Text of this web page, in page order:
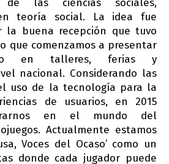
las ciencias sociales,
teoría social. La idea fue
la buena recepción que tuvo
que comenzamos a presentar
en talleres, ferias y
nacional. Considerando las
uso de la tecnología para la
de usuarios, en 2015
en el mundo del
Actualmente estamos
Voces del Ocaso’ como un
donde cada jugador puede